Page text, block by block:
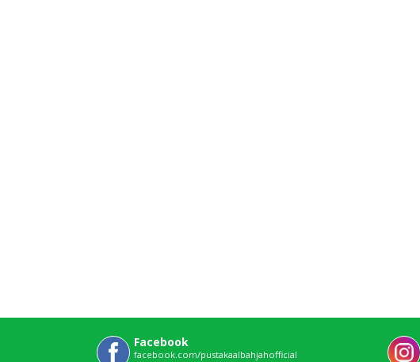
Facebook
facebook.com/pustakaalbahjahofficial